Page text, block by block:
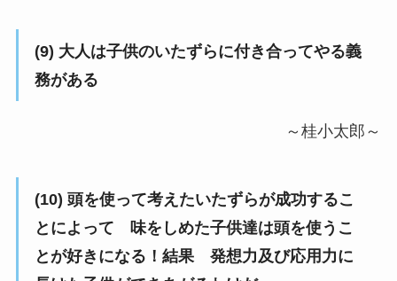
(9) 大人は子供のいたずらに付き合ってやる義
務がある
～桂小太郎～
(10) 頭を使って考えたいたずらが成功するこ
とによって 味をしめた子供達は頭を使うこ
とが好きになる！結果 発想力及び応用力に